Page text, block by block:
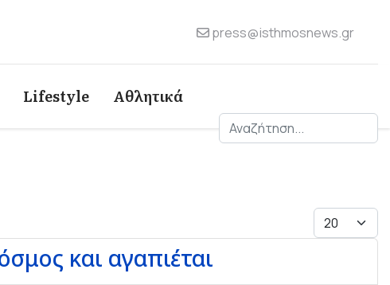
press@isthmosnews.gr
Lifestyle Αθλητικά
Αναζήτηση
Εμφάνιση
και αγαπιέται